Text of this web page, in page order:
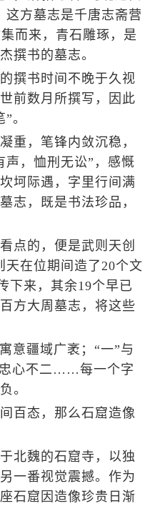
这方墓志是千唐志斋营
而来，青石雕琢，是
撰书的墓志。
书时间不晚于久视
前数月所撰写，因此
。
，笔锋内敛沉稳，
声，恤刑无讼”，感慨
坷际遇，字里行间满
志，既是书法珍品，
的，便是武则天创
天在位期间造了20个文
下来，其余19个早已
方大周墓志，将这些
疆域广袤；“一”与
忠心不二……每一个字
。
态，那么石窟造像
魏的石窟寺，以独
一番视觉震撼。作为
石窟因造像珍贵日渐